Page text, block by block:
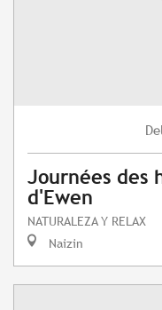
Del
Journées des
d'Ewen
NATURALEZA Y RELAX
Naizin